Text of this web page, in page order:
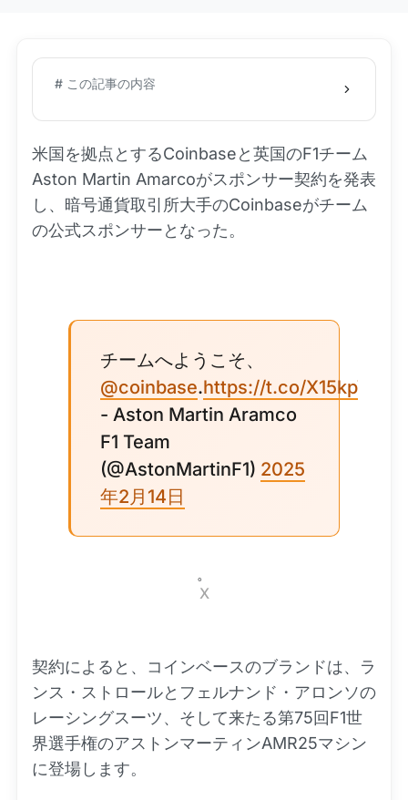
# この記事の内容
米国を拠点とするCoinbaseと英国のF1チーム
Aston Martin Amarcoがスポンサー契約を発表
し、暗号通貨取引所大手のCoinbaseがチーム
の公式スポンサーとなった。
チームへようこそ、
@coinbase.https://t.co/
- Aston Martin Aramco
F1 Team
(@AstonMartinF1) 2025
年2月14日
。
X
契約によると、コインベースのブランドは、ラ
ンス・ストロールとフェルナンド・アロンソの
レーシングスーツ、そして来たる第75回F1世
界選手権のアストンマーティンAMR25マシン
に登場します。